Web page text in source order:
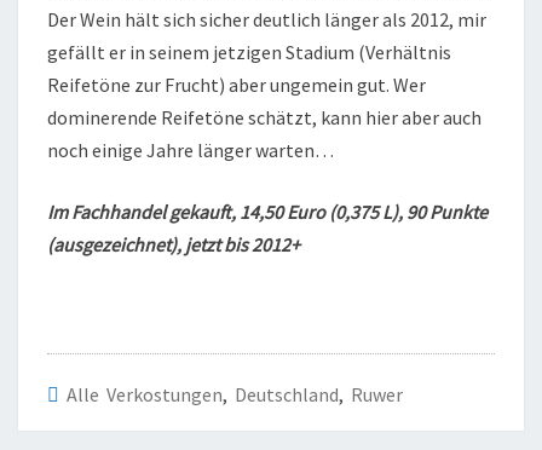
Der Wein hält sich sicher deutlich länger als 2012, mir
gefällt er in seinem jetzigen Stadium (Verhältnis
Reifetöne zur Frucht) aber ungemein gut. Wer
dominerende Reifetöne schätzt, kann hier aber auch
noch einige Jahre länger warten…
Im Fachhandel gekauft, 14,50 Euro (0,375 L), 90 Punkte
(ausgezeichnet), jetzt bis 2012+
Alle Verkostungen, Deutschland, Ruwer